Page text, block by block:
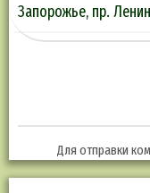
Запорожье, пр.
Для отправки